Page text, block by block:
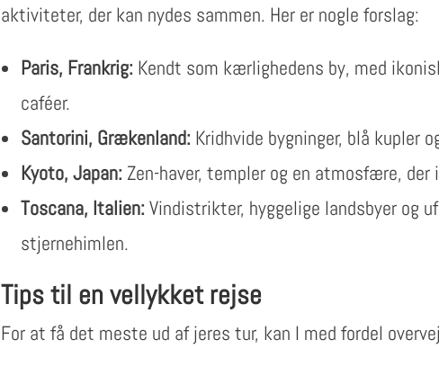
aktiviteter, der kan nydes sammen. Her er nogle forslag:
Paris, Frankrig: Kendt som kærlighedens by, med
caféer.
Santorini, Grækenland: Kridhvide bygninger, blå kupler
Kyoto, Japan: Zen-haver, templer og en atmosfære,
Toscana, Italien: Vindistrikter, hyggelige landsbyer og
stjernehimlen.
Tips til en vellykket rejse
For at få det meste ud af jeres tur, kan I med fordel